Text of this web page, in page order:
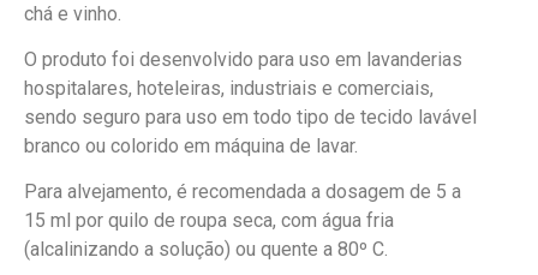
chá e vinho.
O produto foi desenvolvido para uso em lavanderias
hospitalares, hoteleiras, industriais e comerciais,
sendo seguro para uso em todo tipo de tecido lavável
branco ou colorido em máquina de lavar.
Para alvejamento, é recomendada a dosagem de 5 a
15 ml por quilo de roupa seca, com água fria
(alcalinizando a solução) ou quente a 80º C.